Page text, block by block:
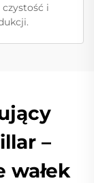
i
–
wałek